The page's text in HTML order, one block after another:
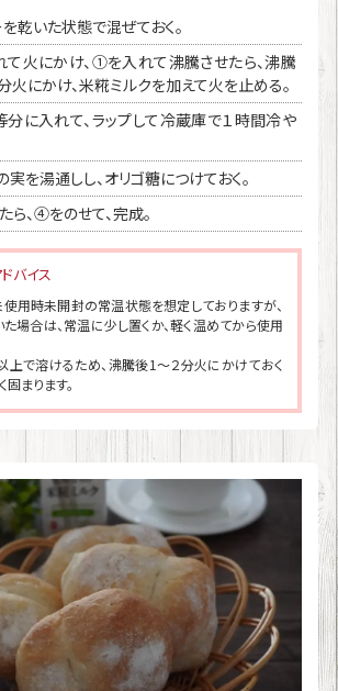
乾いた状態で混ぜておく。
火にかけ、①を入れて沸騰させたら、沸騰
火にかけ、米糀ミルクを加えて火を止める。
に入れて、ラップして冷蔵庫で１時間冷や
実を湯通しし、オリゴ糖につけておく。
ら、④をのせて、完成。
バイス
用時未開封の常温状態を想定しておりますが、
場合は、常温に少し置くか、軽く温めてから使用
で溶けるため、沸騰後1～２分火にかけておく
まります。